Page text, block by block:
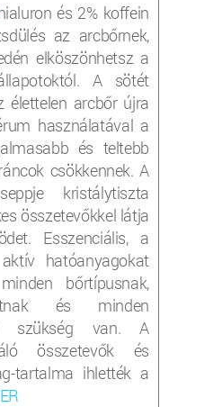
és 2% koffein
az arcbőrnek,
elköszönhetsz a
A sötét
élettelen arcbőr újra
használatával a
és teltebb
csökkennek. A
kristálytiszta
összetevőkkel látja
Esszenciális, a
hatóanyagokat
bőrtípusnak,
és minden
szükség van. A
összetevők és
tartalma ihlették a